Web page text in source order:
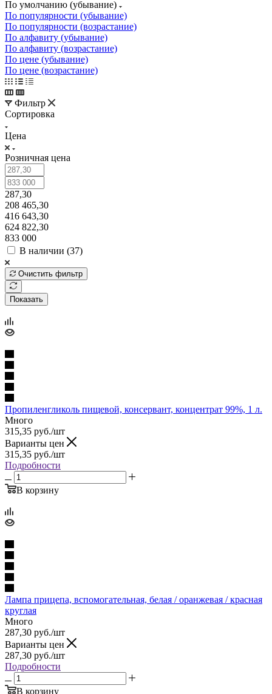
По умолчанию (убывание)
По популярности (убывание)
По популярности (возрастание)
По алфавиту (убывание)
По алфавиту (возрастание)
По цене (убывание)
По цене (возрастание)
Фильтр
Сортировка
Цена
Розничная цена
287,30
208 465,30
416 643,30
624 822,30
833 000
В наличии (37)
Очистить фильтр
Показать
Пропиленгликоль пищевой, консервант, концентрат 99%, 1 л.
Много
315,35 руб./шт
Варианты цен
315,35 руб./шт
Подробности
В корзину
Лампа прицепа, вспомогательная, белая / оранжевая / красная
круглая
Много
287,30 руб./шт
Варианты цен
287,30 руб./шт
Подробности
В корзину